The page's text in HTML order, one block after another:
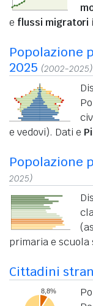
e flussi migratori
Popolazione
2025 (2002-2025)
e vedovi). Dati e
Popolazione
2025)
primaria e scuola
Cittadini